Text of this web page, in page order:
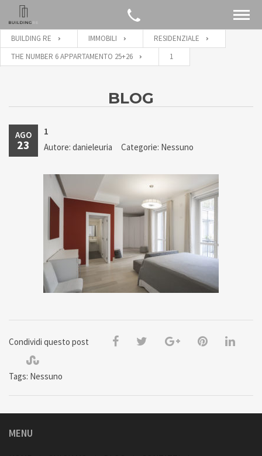
BUILDING RE IMMOBILI
RESIDENZIALE
THE NUMBER 6 APPARTAMENTO 25+26
1
BLOG
AGO
23
1
Autore: danieleuria Categorie: Nessuno
Condividi questo post
Tags: Nessuno
MENU